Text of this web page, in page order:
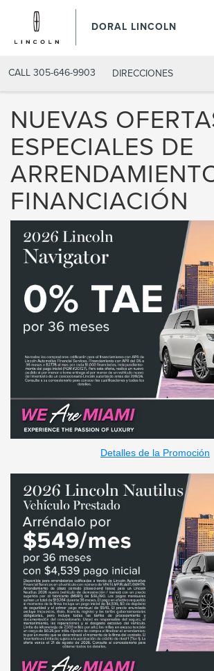
DORAL LINCOLN
CALL 305-646-9903 DIRECCIONES
NUEVAS
ESPECIALES DE
FINANCIACIÓN
Detalles de la Promoción